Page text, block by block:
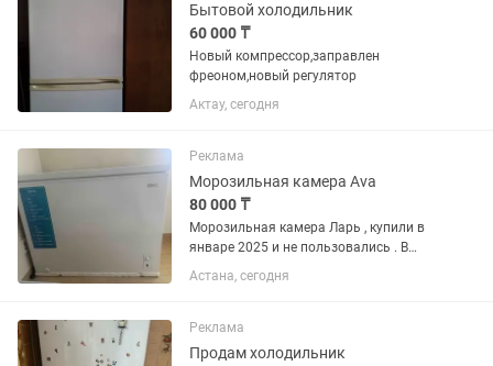
Бытовой холодильник
60 000 ₸
Новый компрессор,заправлен
фреоном,новый регулятор
Актау, сегодня
Реклама
Морозильная камера Ava
80 000 ₸
Морозильная камера Ларь , купили в
январе 2025 и не пользовались . В
отличном состоянии
Астана, сегодня
Реклама
Продам холодильник